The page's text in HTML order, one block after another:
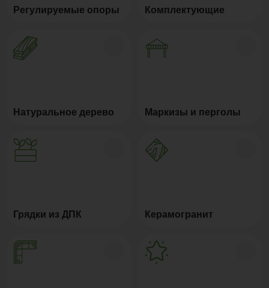
Регулируемые опоры Комплектующие
Натуральное дерево Маркизы и перголы
Грядки из ДПК Керамогранит